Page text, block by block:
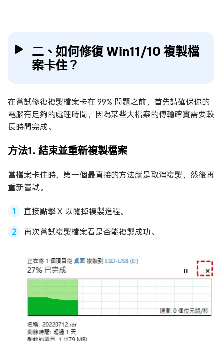
二、如何修復 Win11/10 複製檔
案卡住？
在嘗試修復複製檔案卡在 99% 問題之前，首先請確保你的
電腦有足夠的處理時間，因為某些大檔案的傳輸確實需要較
長時間完成。
方法1. 結束並重新複製檔案
當檔案卡住時，第一個最直接的方法就是取消複製，然後再
重新嘗試。
直接點擊 X 以關掉複製進程。
再次嘗試複製檔案看是否能複製成功。